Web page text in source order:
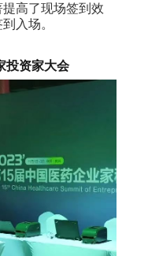
高了现场签到效
入场。
投资家大会